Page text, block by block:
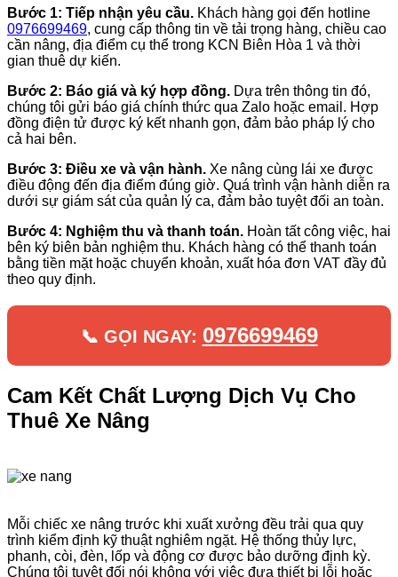
Bước 1: Tiếp nhận yêu cầu. Khách hàng gọi đến hotline
0976699469, cung cấp thông tin về tải trọng hàng, chiều cao
cần nâng, địa điểm cụ thể trong KCN Biên Hòa 1 và thời
gian thuê dự kiến.
Bước 2: Báo giá và ký hợp đồng. Dựa trên thông tin đó,
chúng tôi gửi báo giá chính thức qua Zalo hoặc email. Hợp
đồng điện tử được ký kết nhanh gọn, đảm bảo pháp lý cho
cả hai bên.
Bước 3: Điều xe và vận hành. Xe nâng cùng lái xe được
điều động đến địa điểm đúng giờ. Quá trình vận hành diễn ra
dưới sự giám sát của quản lý ca, đảm bảo tuyệt đối an toàn.
Bước 4: Nghiệm thu và thanh toán. Hoàn tất công việc, hai
bên ký biên bản nghiệm thu. Khách hàng có thể thanh toán
bằng tiền mặt hoặc chuyển khoản, xuất hóa đơn VAT đầy đủ
theo quy định.
📞 GỌI NGAY: 0976699469
Cam Kết Chất Lượng Dịch Vụ Cho
Thuê Xe Nâng
Mỗi chiếc xe nâng trước khi xuất xưởng đều trải qua quy
trình kiểm định kỹ thuật nghiêm ngặt. Hệ thống thủy lực,
phanh, còi, đèn, lốp và động cơ được bảo dưỡng định kỳ.
Chúng tôi tuyệt đối nói không với việc đưa thiết bị lỗi hoặc